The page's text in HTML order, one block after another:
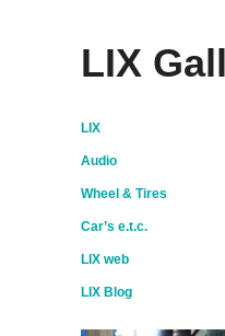
LIX
LIX
Audio
Wheel & Tires
Car’s e.t.c.
LIX web
LIX Blog